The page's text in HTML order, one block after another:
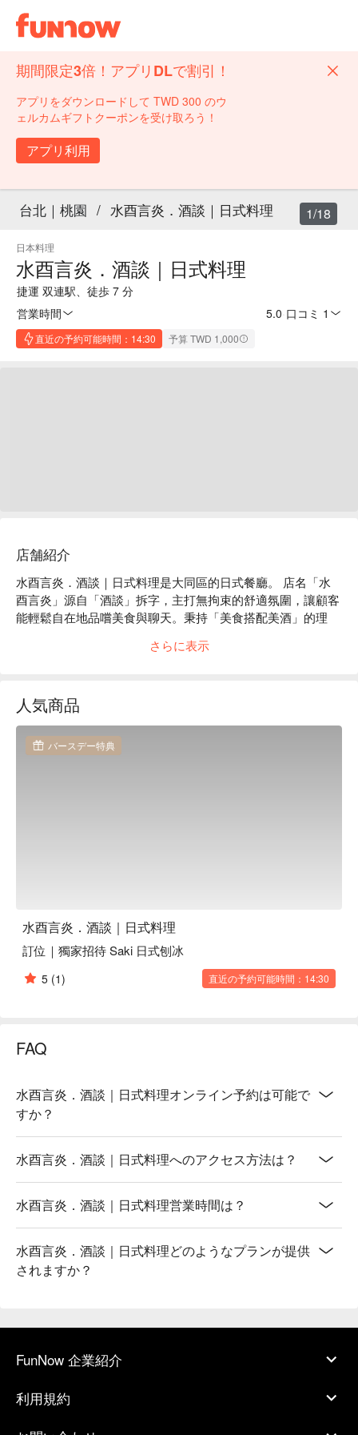
期間限定3倍！アプリDLで割引！
アプリをダウンロードして TWD 300 のウ
ェルカムギフトクーポンを受け取ろう！
アプリ利用
台北｜桃園 / 水酉言炎．酒談｜日式料理
日本料理
水酉言炎．酒談｜日式料理
捷運 双連駅、徒歩 7 分
営業時間
5.0 口コミ 1
直近の予約可能時間：14:30 予算 TWD 1,000
1/18
店舗紹介
水酉言炎．酒談｜日式料理是大同區的日式餐廳。 店名「水
酉言炎」源自「酒談」拆字，主打無拘束的舒適氛圍，讓顧客
能輕鬆自在地品嚐美食與聊天。秉持「美食搭配美酒」的理
皆堅持手作，呈現新鮮、美味又下酒的風味。
（菊姬 加賀の露 / 包種茶 / Soda )、秋分（木梚 Blue 芋燒酌 /
荔枝）、柚子茉莉、柚子長島
水酉言炎．酒談｜日式料理評價：Google 5.0 星推薦
水酉言炎．酒談｜日式料理推薦：時常推出全新菜色，歡迎喜
さらに表示
人気商品
バースデー特典
水酉言炎．酒談｜日式料理
訂位｜獨家招待 Saki 日式刨冰
5 (1) 直近の予約可能時間：14:30
FAQ
水酉言炎．酒談｜日式料理オンライン予約は可能で
すか？
水酉言炎．酒談｜日式料理へのアクセス方法は？
水酉言炎．酒談｜日式料理営業時間は？
水酉言炎．酒談｜日式料理どのようなプランが提供
されますか？
FunNow 企業紹介
利用規約